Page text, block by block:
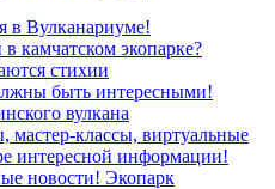
в Вулканариуме!
камчатском экопарке?
стихии
быть интересными!
вулкана
мастер-классы, виртуальные
интересной информации!
новости! Экопарк